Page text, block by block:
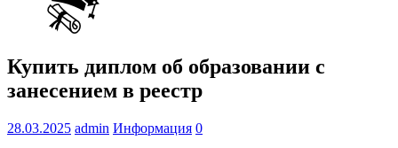
Купить диплом об образовании с
занесением в реестр
28.03.2025 admin Информация 0